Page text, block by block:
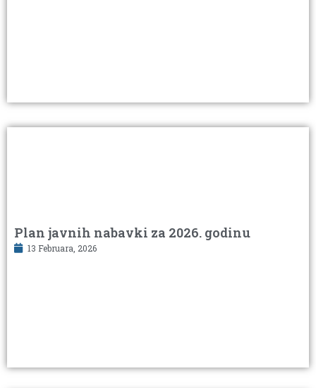
Plan javnih nabavki za 2026. godinu
13 Februara, 2026